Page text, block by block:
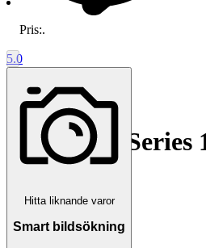
5.0
Bionik RL Series
tum
Avslutad 29 jun 18:32
Slutpris
Pris:.
Hitta liknande varor
Smart bildsökning